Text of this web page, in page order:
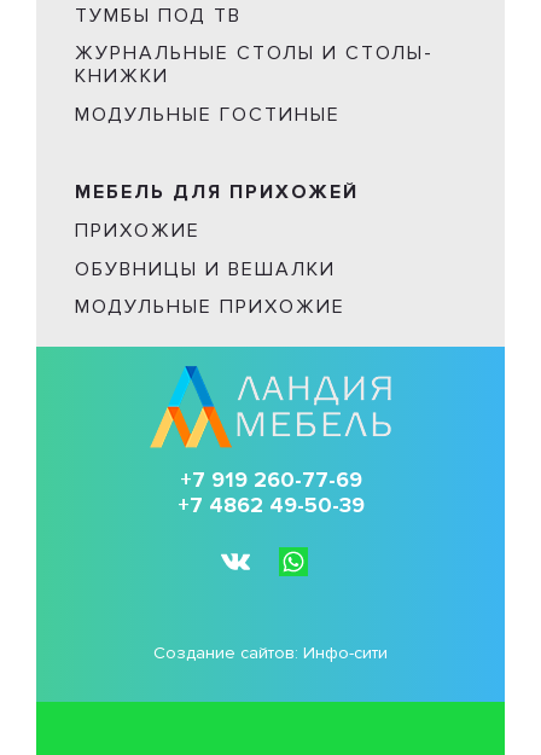
ТУМБЫ ПОД ТВ
ЖУРНАЛЬНЫЕ СТОЛЫ И СТОЛЫ-
КНИЖКИ
МОДУЛЬНЫЕ ГОСТИНЫЕ
МЕБЕЛЬ ДЛЯ ПРИХОЖЕЙ
ПРИХОЖИЕ
ОБУВНИЦЫ И ВЕШАЛКИ
МОДУЛЬНЫЕ ПРИХОЖИЕ
+7 919 260-77-69
+7 4862 49-50-39
Создание сайтов: Инфо-сити